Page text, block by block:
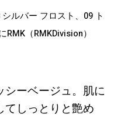
ルバー フロスト、09 ト
（RMKDivision）
シーベージュ。肌に
しっとりと艶め